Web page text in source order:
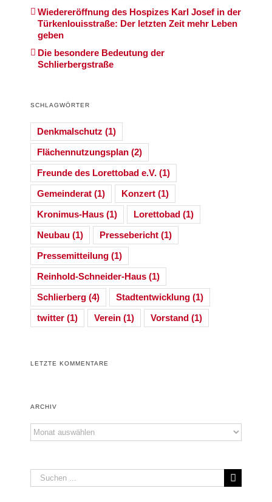
Wiedereröffnung des Hospizes Karl Josef in der
Türkenlouisstraße: Der letzten Zeit mehr Leben
geben
Die besondere Bedeutung der
Schlierbergstraße
SCHLAGWÖRTER
Denkmalschutz (1)
Flächennutzungsplan (2)
Freunde des Lorettobad e.V. (1)
Gemeinderat (1) Konzert (1)
Kronimus-Haus (1) Lorettobad (1)
Neubau (1) Pressebericht (1)
Pressemitteilung (1)
Reinhold-Schneider-Haus (1)
Schlierberg (4) Stadtentwicklung (1)
twitter (1) Verein (1) Vorstand (1)
LETZTE KOMMENTARE
ARCHIV
Archiv
Suche